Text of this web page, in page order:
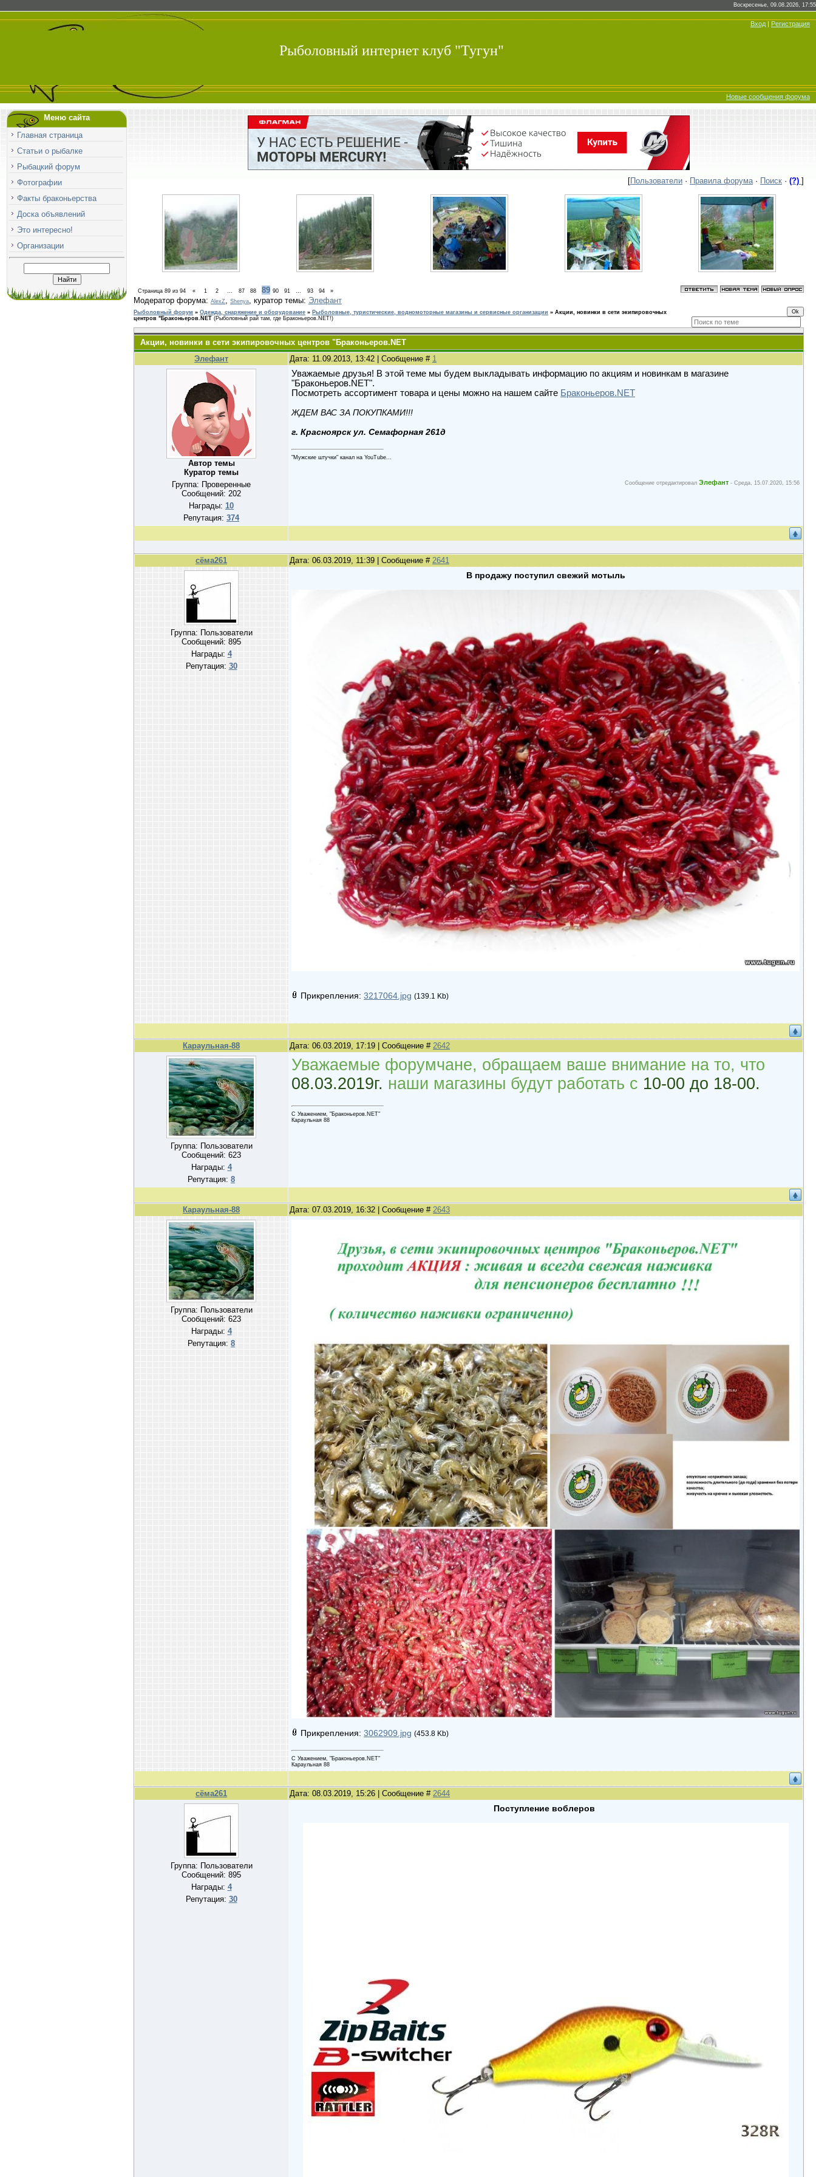
Воскресенье, 09.08.2026, 17:55
Вход | Регистрация
Рыболовный интернет клуб "Тугун"
Новые сообщения форума
Меню сайта
Главная страница
Статьи о рыбалке
Рыбацкий форум
Фотографии
Факты браконьерства
Доска объявлений
Это интересно!
Организации
[Пользователи · Правила форума· Поиск · (?) ]
Страница 89 из 94 « 1 2 … 87 88 89 90 91 … 93 94 »
Модератор форума: AlexZ, Shenya, куратор темы: Элефант
Рыболовный форум » Одежда, снаряжение и оборудование » Рыболовные, туристические, водномоторные магазины и сервисные организации » Акции, новинки в сети экипировочных
центров "Браконьеров.NET (Рыболовный рай там, где Браконьеров.NET!)
Акции, новинки в сети экипировочных центров "Браконьеров.NET
Элефант
Дата: 11.09.2013, 13:42 | Сообщение # 1
Автор темы
Куратор темы
Группа: Проверенные
Сообщений: 202
Награды: 10
Репутация: 374
Уважаемые друзья! В этой теме мы будем выкладывать информацию по акциям и новинкам в магазине
"Браконьеров.NET".
Посмотреть ассортимент товара и цены можно на нашем сайте Браконьеров.NET
ЖДЕМ ВАС ЗА ПОКУПКАМИ!!!
г. Красноярск ул. Семафорная 261д
"Мужские штучки" канал на YouTube...
Сообщение отредактировал Элефант - Среда, 15.07.2020, 15:56
сёма261 Дата: 06.03.2019, 11:39 | Сообщение # 2641
Группа: Пользователи
Сообщений: 895
Награды: 4
Репутация: 30
В продажу поступил свежий мотыль
Прикрепления: 3217064.jpg (139.1 Kb)
Караульная-88 Дата: 06.03.2019, 17:19 | Сообщение # 2642
Группа: Пользователи
Сообщений: 623
Награды: 4
Репутация: 8
Уважаемые форумчане, обращаем ваше внимание на то, что
08.03.2019г. наши магазины будут работать с 10-00 до 18-00.
С Уважением, "Браконьеров.NET"
Караульная 88
Караульная-88 Дата: 07.03.2019, 16:32 | Сообщение # 2643
Группа: Пользователи
Сообщений: 623
Награды: 4
Репутация: 8
Прикрепления: 3062909.jpg (453.8 Kb)
С Уважением, "Браконьеров.NET"
Караульная 88
сёма261 Дата: 08.03.2019, 15:26 | Сообщение # 2644
Группа: Пользователи
Сообщений: 895
Награды: 4
Репутация: 30
Поступление воблеров